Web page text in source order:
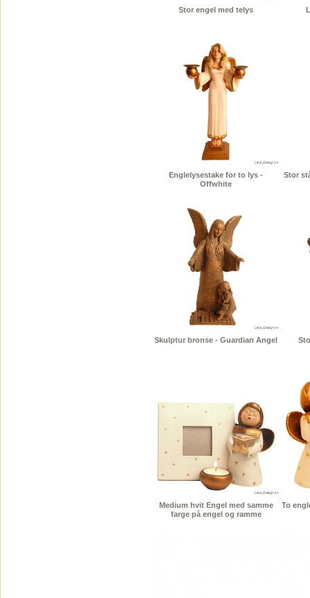
Stor engel med telys
Englelysestake for to lys -
Offwhite
Stor
Skulptur bronse - Guardian Angel
Medium hvit Engel med samme
farge på engel og ramme
To